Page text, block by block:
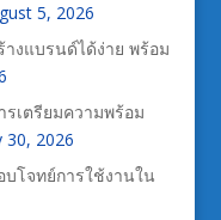
5, 2026
งแบรนด์ได้ง่าย พร้อม
เตรียมความพร้อม
30, 2026
โจทย์การใช้งานใน